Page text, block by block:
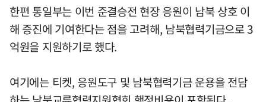
한편 통일부는 이번 준결승전 현장 응원이 남북 상호 이
해 증진에 기여한다는 점을 고려해, 남북협력기금으로 3
억원을 지원하기로 했다.
여기에는 티켓, 응원도구 및 남북협력기금 운용을 전담